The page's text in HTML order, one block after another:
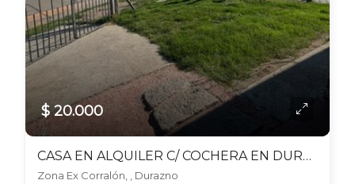
$ 20.000
CASA EN ALQUILER C/ COCHERA EN DURAZNO
Zona Ex Corralón, , Durazno